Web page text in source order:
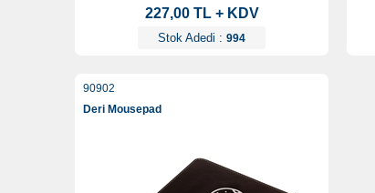
227,00 TL + KDV
Stok Adedi : 994
90902
Deri Mousepad